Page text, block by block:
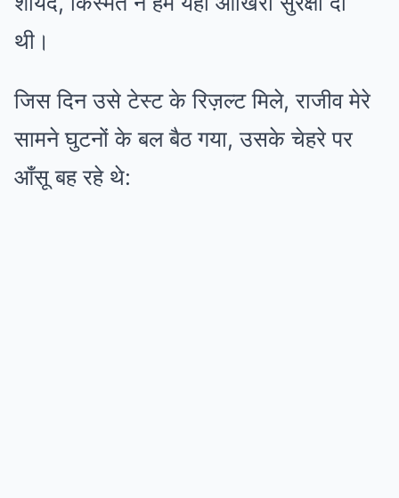
थी।
जिस दिन उसे टेस्ट के रिज़ल्ट मिले, राजीव मेरे
सामने घुटनों के बल बैठ गया, उसके चेहरे पर
आँसू बह रहे थे: